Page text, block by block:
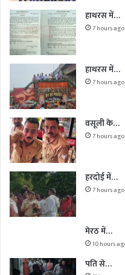
हाथरस में…
7 hours ago
हाथरस में…
7 hours ago
वसूली के…
7 hours ago
हरदोई में…
7 hours ago
मेरठ में…
10 hours
पति से…